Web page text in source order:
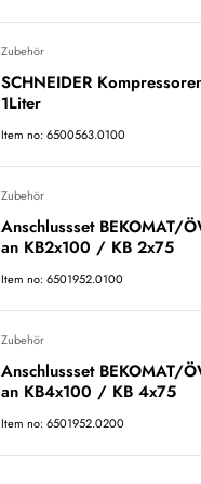
Zubehör
SCHNEIDER
1Liter
Item no: 6500563.0100
Zubehör
Anschlussset BEKOMAT/
an KB2x100 / KB 2x75
Item no: 6501952.0100
Zubehör
Anschlussset BEKOMAT/
an KB4x100 / KB 4x75
Item no: 6501952.0200